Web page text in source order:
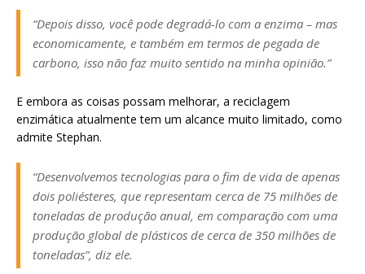
“Depois disso, você pode degradá-lo com a enzima – mas
economicamente, e também em termos de pegada de
carbono, isso não faz muito sentido na minha opinião.”
E embora as coisas possam melhorar, a reciclagem
enzimática atualmente tem um alcance muito limitado, como
admite Stephan.
“Desenvolvemos tecnologias para o fim de vida de apenas
dois poliésteres, que representam cerca de 75 milhões de
toneladas de produção anual, em comparação com uma
produção global de plásticos de cerca de 350 milhões de
toneladas”, diz ele.